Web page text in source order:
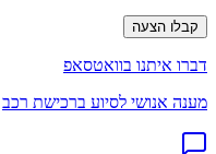
קבלו הצעה
דברו איתנו בוואטסאפ
מענה אנושי לסיוע ברכישת רכב